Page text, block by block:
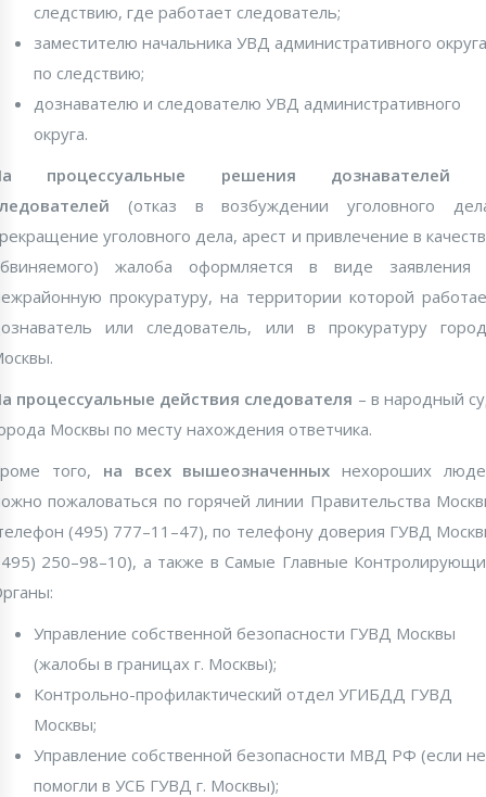
следствию, где работает следователь;
заместителю начальника УВД административного округа
по следствию;
дознавателю и следователю УВД административного
округа.
процессуальные решения дознавателей
(отказ в возбуждении уголовного
уголовного дела, арест и привлечение в
жалоба оформляется в виде заявления
прокуратуру, на территории которой
или следователь, или в прокуратуру
процессуальные действия следователя – в народный
Москвы по месту нахождения ответчика.
того, на всех вышеозначенных нехороших
пожаловаться по горячей линии Правительства
(495) 777–11–47), по телефону доверия ГУВД
250–98–10), а также в Самые Главные
Управление собственной безопасности ГУВД Москвы
(жалобы в границах г. Москвы);
Контрольно-профилактический отдел УГИБДД ГУВД
Москвы;
Управление собственной безопасности МВД РФ (если не
помогли в УСБ ГУВД г. Москвы);